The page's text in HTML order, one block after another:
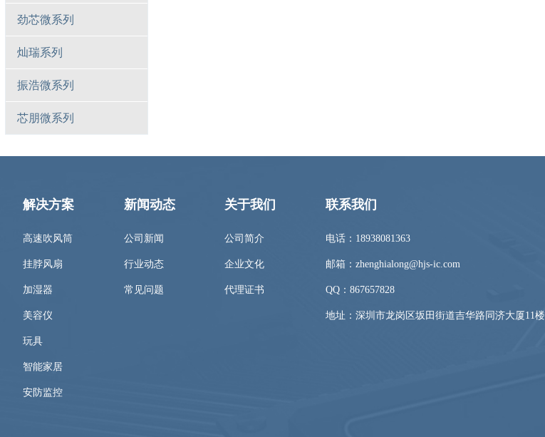
劲芯微系列
灿瑞系列
振浩微系列
芯朋微系列
解决方案
高速吹风筒
挂脖风扇
加湿器
美容仪
玩具
智能家居
安防监控
新闻动态
公司新闻
行业动态
常见问题
关于我们
公司简介
企业文化
代理证书
联系我们
电话：18938081363
邮箱：zhenghialong@hjs-ic.com
QQ： 867657828
地址：深圳市龙岗区坂田街道吉华路同济大厦11楼